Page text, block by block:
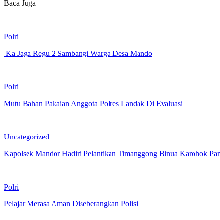
Baca Juga
Polri
Ka Jaga Regu 2 Sambangi Warga Desa Mando
Polri
Mutu Bahan Pakaian Anggota Polres Landak Di Evaluasi
Uncategorized
Kapolsek Mandor Hadiri Pelantikan Timanggong Binua Karohok
Polri
Pelajar Merasa Aman Diseberangkan Polisi